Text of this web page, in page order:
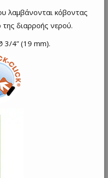
λαμβάνονται κόβοντας
διαρροής νερού.
3/4” (19 mm).